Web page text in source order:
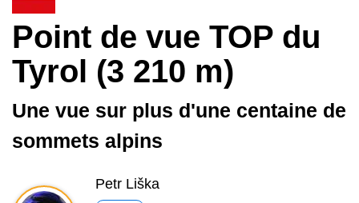
Point de vue TOP du
Tyrol (3 210 m)
Une vue sur plus d'une centaine de
sommets alpins
Petr Liška